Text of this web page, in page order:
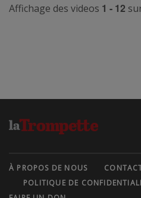
Affichage des videos 1 - 12
À PROPOS DE NOUS
POLITIQUE DE